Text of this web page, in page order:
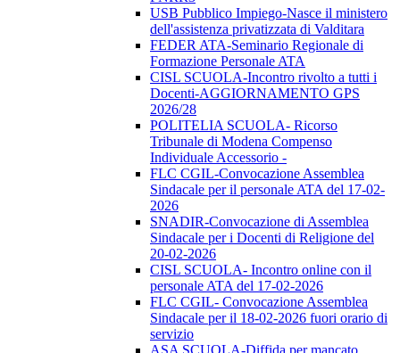
USB Pubblico Impiego-Nasce il ministero
dell'assistenza privatizzata di Valditara
FEDER ATA-Seminario Regionale di
Formazione Personale ATA
CISL SCUOLA-Incontro rivolto a tutti i
Docenti-AGGIORNAMENTO GPS
2026/28
POLITELIA SCUOLA- Ricorso
Tribunale di Modena Compenso
Individuale Accessorio -
FLC CGIL-Convocazione Assemblea
Sindacale per il personale ATA del 17-02-
2026
SNADIR-Convocazione di Assemblea
Sindacale per i Docenti di Religione del
20-02-2026
CISL SCUOLA- Incontro online con il
personale ATA del 17-02-2026
FLC CGIL- Convocazione Assemblea
Sindacale per il 18-02-2026 fuori orario di
servizio